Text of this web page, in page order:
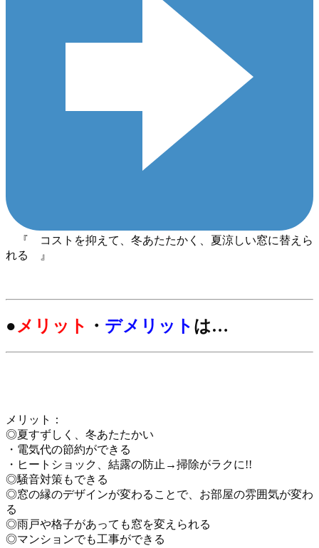
『 コストを抑えて、冬あたたかく、夏涼しい窓に替えら
れる 』
●メリット ・ デメリット は…
メリット：
◎夏すずしく、冬あたたかい
・電気代の節約ができる
・ヒートショック、結露の防止→掃除がラクに!!
◎騒音対策もできる
◎窓の縁のデザインが変わることで、お部屋の雰囲気が変わ
る
◎雨戸や格子があっても窓を変えられる
◎マンションでも工事ができる